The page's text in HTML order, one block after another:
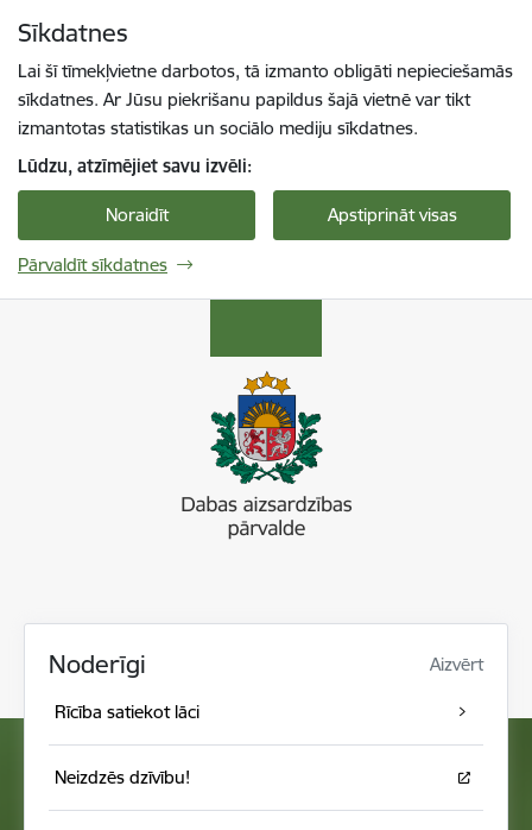
Sīkdatnes
Lai šī tīmekļvietne darbotos, tā izmanto obligāti nepieciešamās
sīkdatnes. Ar Jūsu piekrišanu papildus šajā vietnē var tikt
izmantotas statistikas un sociālo mediju sīkdatnes.
Lūdzu, atzīmējiet savu izvēli:
Noraidīt Apstiprināt visas
Pārvaldīt sīkdatnes
Noderīgi Aizvērt
Rīcība satiekot lāci
Neizdzēs dzīvību!